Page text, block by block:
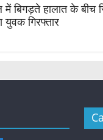
बिगड़ते हालात के बीच
युवक गिरफ्तार